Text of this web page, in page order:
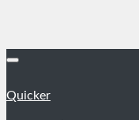
Quicker